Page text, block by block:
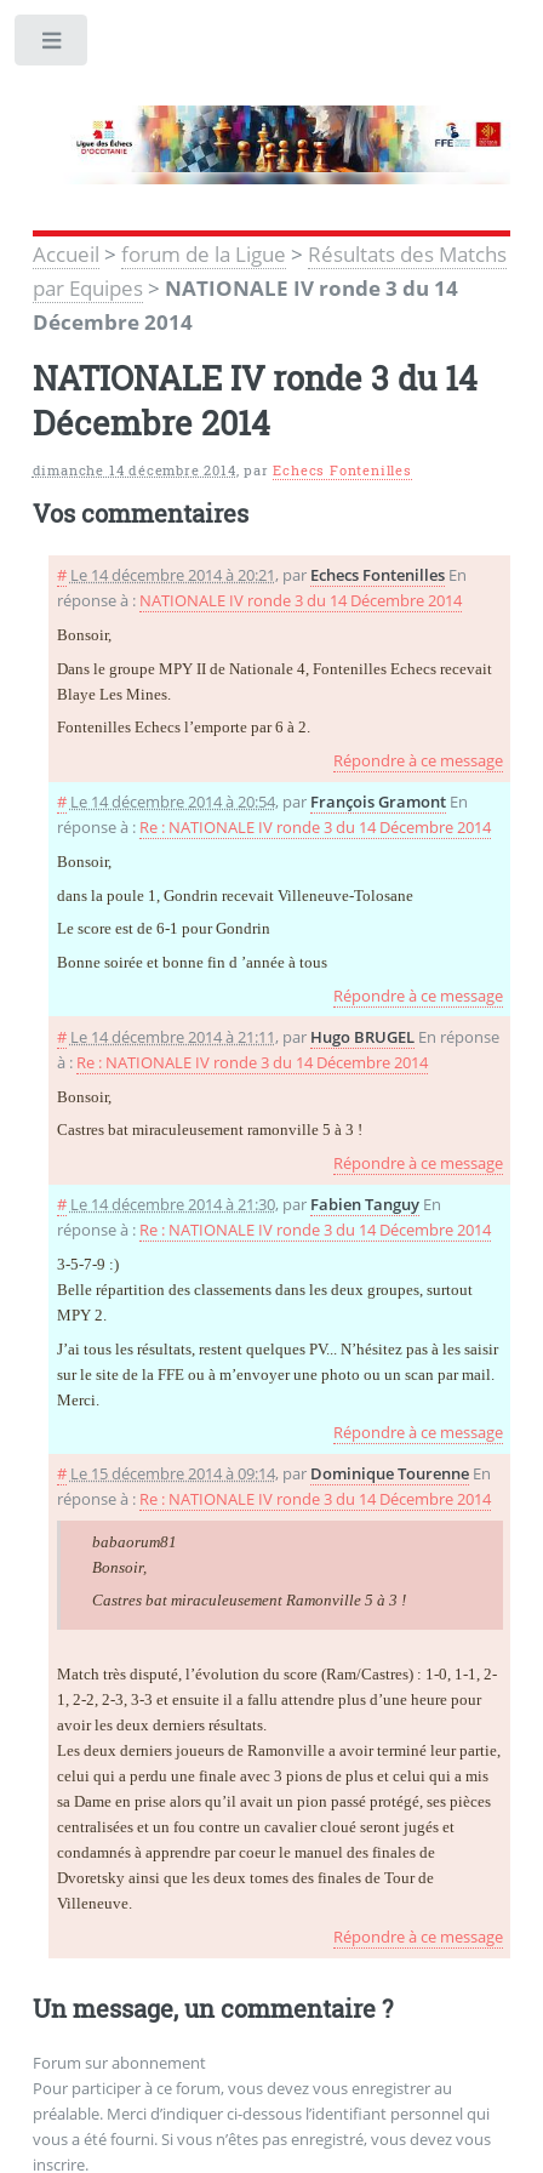
Accueil > forum de la Ligue > Résultats des Matchs
par Equipes> NATIONALE IV ronde 3 du 14
Décembre 2014
NATIONALE IV ronde 3 du 14
Décembre 2014
dimanche 14 décembre 2014,parEchecs Fontenilles
Vos commentaires
# Le 14 décembre 2014 à 20:21, par Echecs Fontenilles En
réponse à : NATIONALE IV ronde 3 du 14 Décembre 2014
Bonsoir,
Dans le groupe MPY II de Nationale 4, Fontenilles Echecs recevait
Blaye Les Mines.
Fontenilles Echecs l’emporte par 6 à 2.
Répondre à ce message
# Le 14 décembre 2014 à 20:54, par François Gramont En
réponse à : Re : NATIONALE IV ronde 3 du 14 Décembre 2014
Bonsoir,
dans la poule 1, Gondrin recevait Villeneuve-Tolosane
Le score est de 6-1 pour Gondrin
Bonne soirée et bonne fin d ’année à tous
Répondre à ce message
# Le 14 décembre 2014 à 21:11, par Hugo BRUGEL En réponse
à : Re : NATIONALE IV ronde 3 du 14 Décembre 2014
Bonsoir,
Castres bat miraculeusement ramonville 5 à 3 !
Répondre à ce message
# Le 14 décembre 2014 à 21:30, par Fabien Tanguy En
réponse à : Re : NATIONALE IV ronde 3 du 14 Décembre 2014
3-5-7-9 :)
Belle répartition des classements dans les deux groupes, surtout
MPY 2.
J’ai tous les résultats, restent quelques PV... N’hésitez pas à les saisir
sur le site de la FFE ou à m’envoyer une photo ou un scan par mail.
Merci.
Répondre à ce message
# Le 15 décembre 2014 à 09:14, par Dominique Tourenne En
réponse à : Re : NATIONALE IV ronde 3 du 14 Décembre 2014
babaorum81
Bonsoir,
Castres bat miraculeusement Ramonville 5 à 3 !
Match très disputé, l’évolution du score (Ram/Castres) : 1-0, 1-1, 2-
1, 2-2, 2-3, 3-3 et ensuite il a fallu attendre plus d’une heure pour
avoir les deux derniers résultats.
Les deux derniers joueurs de Ramonville a avoir terminé leur partie,
celui qui a perdu une finale avec 3 pions de plus et celui qui a mis
sa Dame en prise alors qu’il avait un pion passé protégé, ses pièces
centralisées et un fou contre un cavalier cloué seront jugés et
condamnés à apprendre par coeur le manuel des finales de
Dvoretsky ainsi que les deux tomes des finales de Tour de
Villeneuve.
Répondre à ce message
Un message, un commentaire ?
Forum sur abonnement
Pour participer à ce forum, vous devez vous enregistrer au
préalable. Merci d’indiquer ci-dessous l’identifiant personnel qui
vous a été fourni. Si vous n’êtes pas enregistré, vous devez vous
inscrire.